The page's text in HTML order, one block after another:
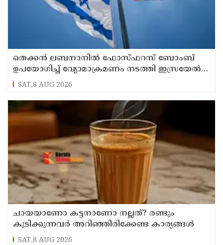
തെക്കൻ ലബനാനിൽ ഫോസ്ഫറസ് ബോംബ്
ഉപയോഗിച്ച് വ്യോമാക്രമണം നടത്തി ഇസ്രയേൽ
സൈന്യം
SAT,8 AUG 2026
ചായയാണോ കട്ടനാണോ നല്ലത്? രണ്ടും
കുടിക്കുന്നവർ അറിഞ്ഞിരിക്കേണ്ട കാര്യങ്ങൾ
SAT,8 AUG 2026